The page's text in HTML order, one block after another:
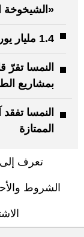
«الشيخوخة
1.4 مليار يورو خسائر النمسا بسبب «الحرّ»
النمسا تقرّ
بمشاريع
النمسا
الممتازة
تعرف إلى
الشروط